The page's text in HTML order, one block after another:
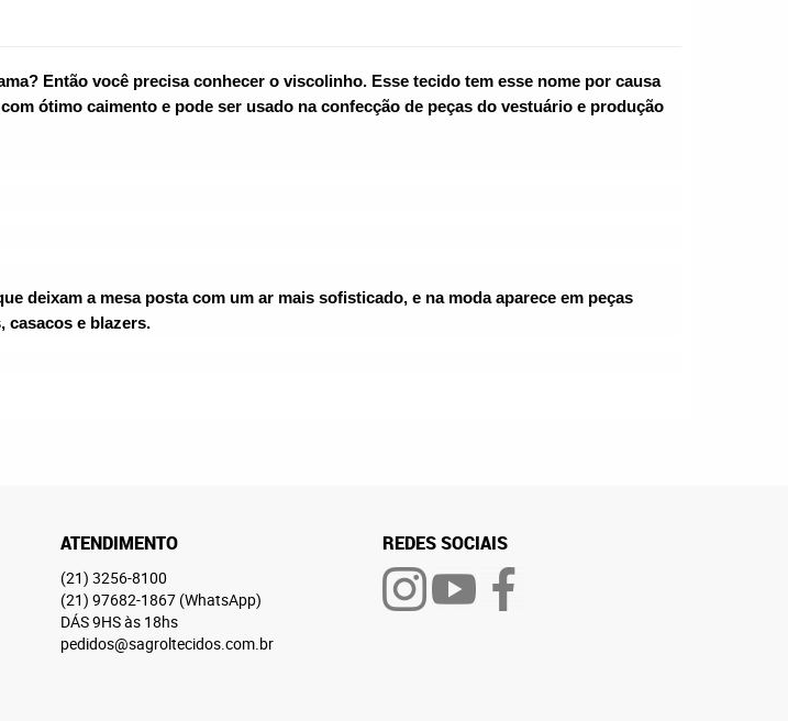
Então você precisa conhecer o viscolinho. Esse tecido tem esse nome por causa
ótimo caimento e pode ser usado na confecção de peças do vestuário e produção
deixam a mesa posta com um ar mais sofisticado, e na moda aparece em peças
casacos e blazers.
ATENDIMENTO
(21) 3256-8100
(21) 97682-1867 (WhatsApp)
DÁS 9HS às 18hs
pedidos@sagroltecidos.com.br
REDES SOCIAIS